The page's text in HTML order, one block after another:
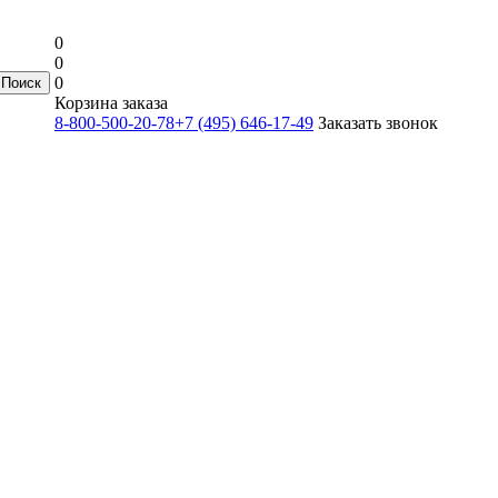
0
0
0
Корзина заказа
8-800-500-20-78+7 (495) 646-17-49 Заказать звонок